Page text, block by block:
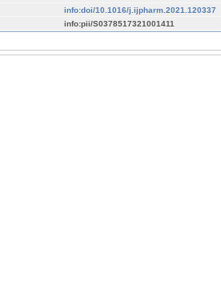
info:doi/10.1016/j.ijpharm.2021.120337
info:pii/S0378517321001411